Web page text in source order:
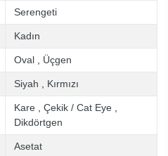
Serengeti
Kadın
Oval Üçgen
Siyah Kırmızı
Kare Çekik / Cat Eye
Dikdörtgen
Asetat